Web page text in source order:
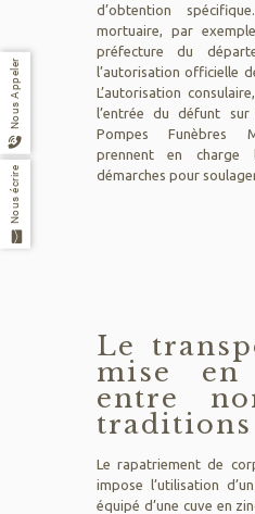
d’obtention
mortuaire, par
préfecture du
l’autorisation officielle
L’autorisation
l’entrée du défunt
Pompes Funèbres
prennent en charge
démarches pour
Le
mise
entre
traditions
Le rapatriement de
impose l’utilisation
équipé d’une cuve en
Nous Appeler
Nous écrire